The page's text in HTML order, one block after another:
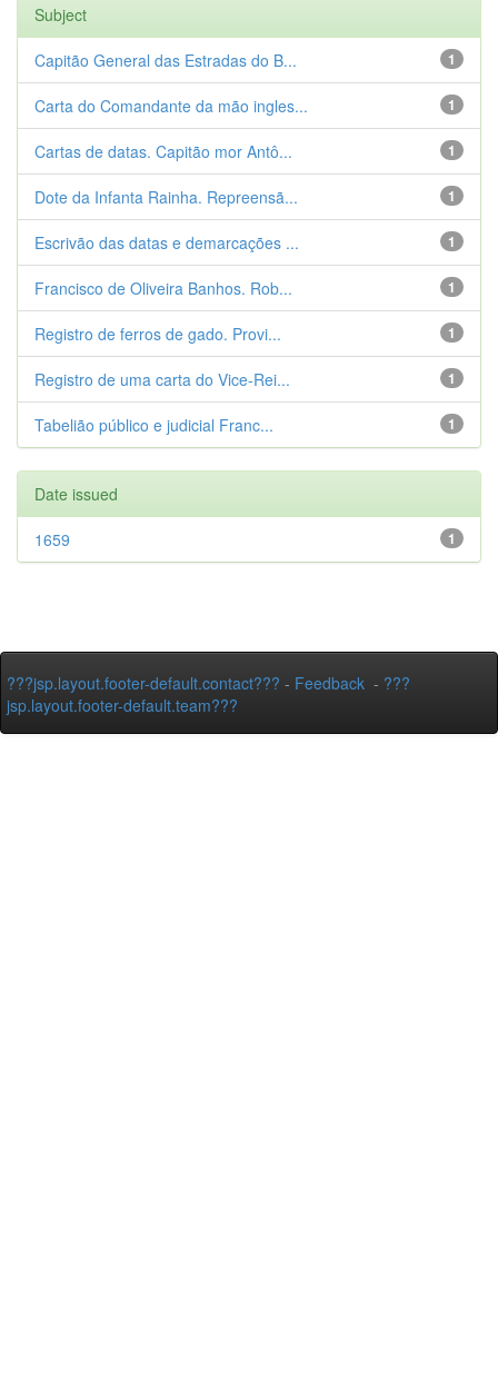
Subject
1
Capitão General das Estradas do B...
1
Carta do Comandante da mão ingles...
1
Cartas de datas. Capitão mor Antô...
1
Dote da Infanta Rainha. Repreensã...
1
Escrivão das datas e demarcações ...
1
Francisco de Oliveira Banhos. Rob...
1
Registro de ferros de gado. Provi...
1
Registro de uma carta do Vice-Rei...
1
Tabelião público e judicial Franc...
Date issued
1
1659
???jsp.layout.footer-default.contact??? - Feedback - ???
jsp.layout.footer-default.team???